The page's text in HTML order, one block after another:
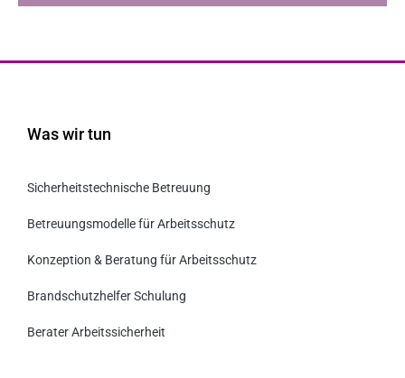
Was wir tun
Sicherheitstechnische Betreuung
Betreuungsmodelle für Arbeitsschutz
Konzeption & Beratung für Arbeitsschutz
Brandschutzhelfer Schulung
Berater Arbeitssicherheit